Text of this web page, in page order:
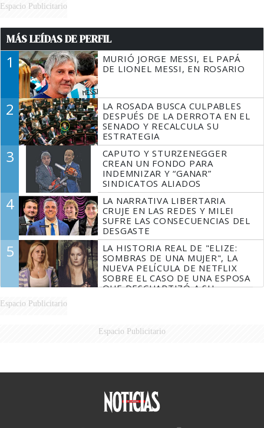
Espacio Publicitario
MÁS LEÍDAS DE PERFIL
1
MURIÓ JORGE MESSI, EL PAPÁ
DE LIONEL MESSI, EN ROSARIO
2
LA ROSADA BUSCA CULPABLES
DESPUÉS DE LA DERROTA EN EL
SENADO Y RECALCULA SU
ESTRATEGIA
3
CAPUTO Y STURZENEGGER
CREAN UN FONDO PARA
INDEMNIZAR Y “GANAR”
SINDICATOS ALIADOS
4
LA NARRATIVA LIBERTARIA
CRUJE EN LAS REDES Y MILEI
SUFRE LAS CONSECUENCIAS DEL
DESGASTE
5
LA HISTORIA REAL DE "ELIZE:
SOMBRAS DE UNA MUJER", LA
NUEVA PELÍCULA DE NETFLIX
SOBRE EL CASO DE UNA ESPOSA
QUE DESCUARTIZÓ A SU
Espacio Publicitario
Espacio Publicitario